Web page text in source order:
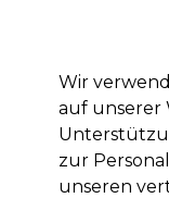
Marken Deals
Wir
auf unserer
zur
unseren